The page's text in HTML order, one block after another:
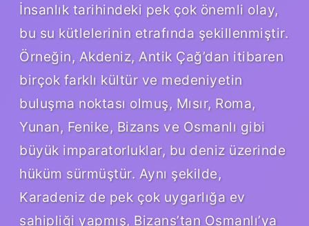
İnsanlık tarihindeki pek çok önemli olay,
bu su kütlelerinin etrafında şekillenmiştir.
Örneğin, Akdeniz, Antik Çağ’dan itibaren
birçok farklı kültür ve medeniyetin
buluşma noktası olmuş, Mısır, Roma,
Yunan, Fenike, Bizans ve Osmanlı gibi
büyük imparatorluklar, bu deniz üzerinde
hüküm sürmüştür. Aynı şekilde,
Karadeniz de pek çok uygarlığa ev
sahipliği yapmış, Bizans’tan Osmanlı’ya